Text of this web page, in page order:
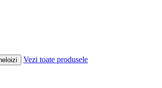
Vezi toate produsele